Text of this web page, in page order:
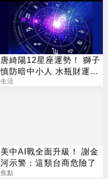
唐綺陽12星座運勢！ 獅子
慎防暗中小人 水瓶財運佳
適合談錢
生活
美中AI戰全面升級！ 謝金
河示警：這類台商危險了
焦點